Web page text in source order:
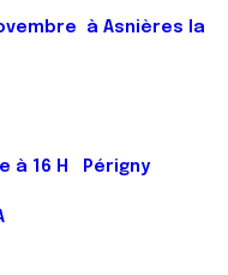
à Asnières la
à 16 H Périgny